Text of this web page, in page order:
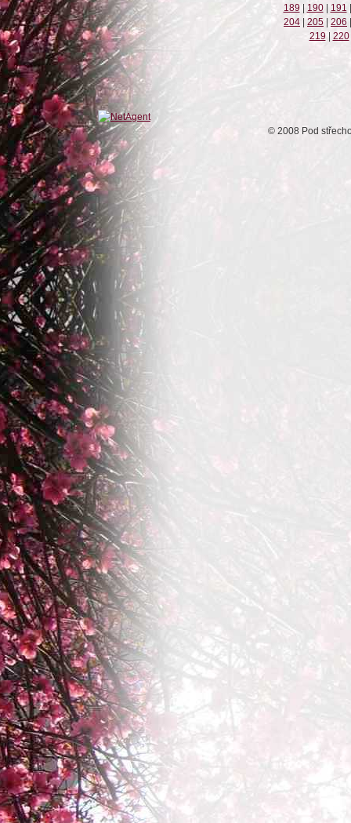
189 | 190 | 191 |
204 | 205 | 206 |
219 | 220
© 2008 Pod